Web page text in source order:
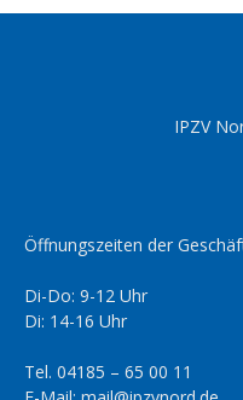
IPZV
Öffnungszeiten der
Di-Do: 9-12 Uhr
Di: 14-16 Uhr
Tel. 04185 – 65 00 11